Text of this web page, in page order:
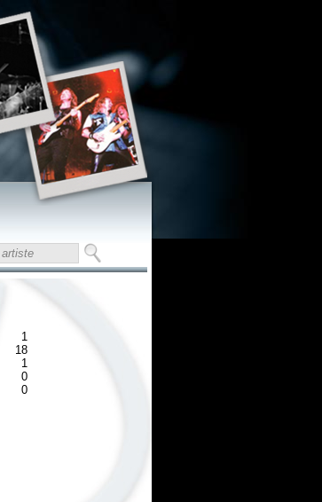
1
18
1
0
0